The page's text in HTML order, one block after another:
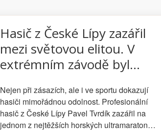
Hasič z České Lípy zazářil
mezi světovou elitou. V
extrémním závodě byl
Nejen při zásazích, ale i ve sportu dokazují
hasiči mimořádnou odolnost. Profesionální
hasič z České Lípy Pavel Tvrdík zazářil na
jednom z nejtěžších horských ultramaratonů v